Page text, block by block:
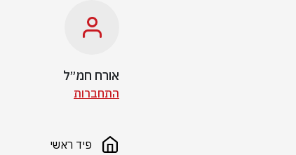
אורח חמ״ל
התחברות
פיד ראשי